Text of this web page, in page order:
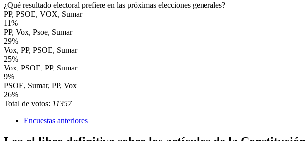
¿Qué resultado electoral prefiere en las próximas elecciones generales?
PP, PSOE, VOX, Sumar
11%
PP, Vox, Psoe, Sumar
29%
Vox, PP, PSOE, Sumar
25%
Vox, PSOE, PP, Sumar
9%
PSOE, Sumar, PP, Vox
26%
Total de votos: 11357
Encuestas anteriores